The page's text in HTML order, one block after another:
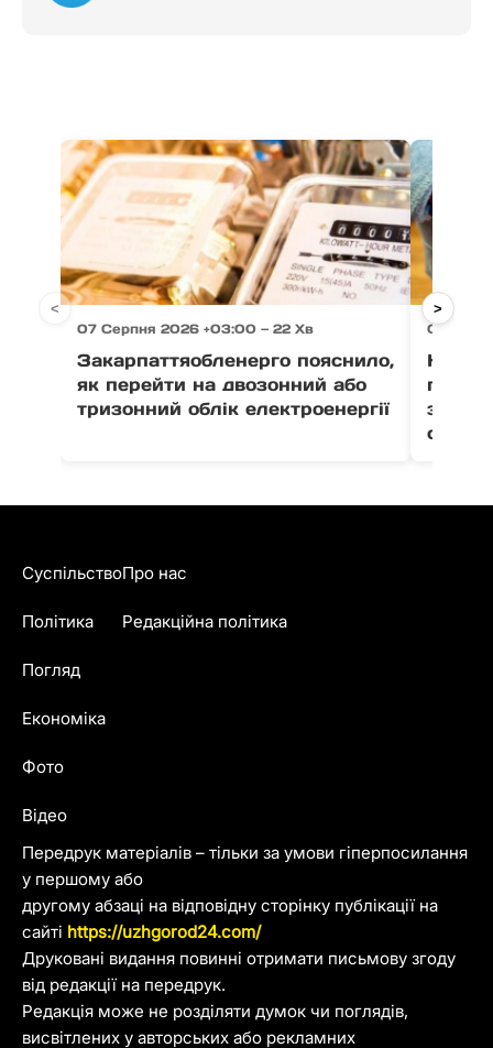
07 Серпня 2026 +03:00 — 22 Хв
Закарпаттяобленерго пояснило,
як перейти на двозонний або
тризонний облік електроенергії
07
На
< >
Передрук матеріалів – тільки за умови гіперпосилання
у першому або
другому абзаці на відповідну сторінку публікації на
сайті https://uzhgorod24.com/
Друковані видання повинні отримати письмову згоду
від редакції на передрук.
Редакція може не розділяти думок чи поглядів,
висвітлених у авторських або рекламних
Суспільство
Політика
Погляд
Економіка
Фото
Відео
Про нас
Редакційна політика